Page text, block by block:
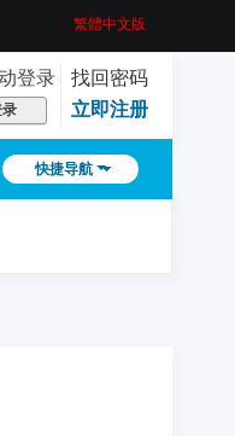
繁體中文版
登录
找回密码
立即注册
快捷导航